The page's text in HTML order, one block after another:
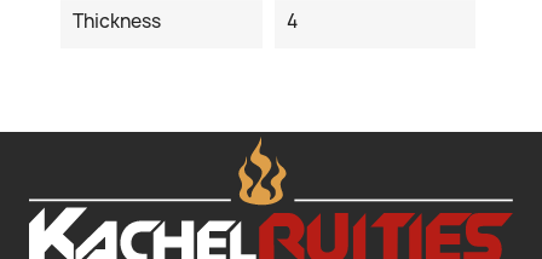
Thickness 4